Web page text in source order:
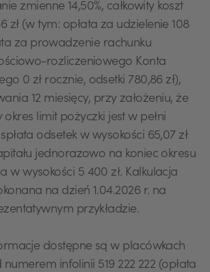
zmienne 14,50%, całkowity koszt
zł (w tym: opłata za udzielenie 108
za prowadzenie rachunku
rozliczeniowego Konta
0 zł rocznie, odsetki 780,86 zł),
12 miesięcy, przy założeniu, że
okres limit pożyczki jest w pełni
odsetek w wysokości 65,07 zł
jednorazowo na koniec okresu
w wysokości 5 400 zł. Kalkulacja
na dzień 1.04.2026 r. na
przykładzie.
dostępne są w placówkach
infolinii 519 222 222 (opłata